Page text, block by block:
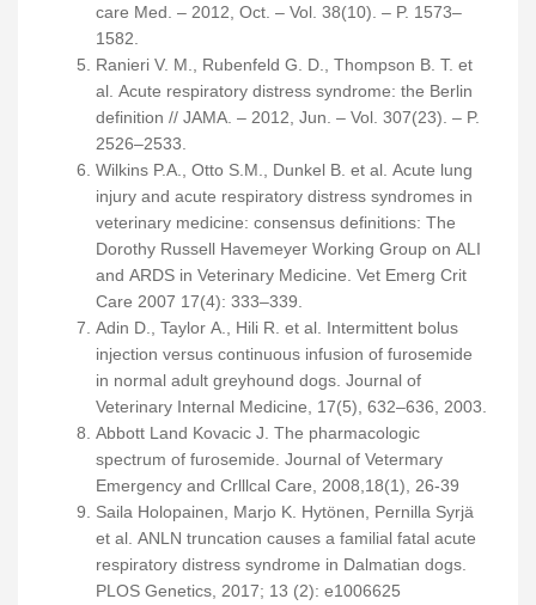
care Med. – 2012, Oct. – Vol. 38(10). – P. 1573–
1582.
Ranieri V. M., Rubenfeld G. D., Thompson B. T. et
al. Acute respiratory distress syndrome: the Berlin
definition // JAMA. – 2012, Jun. – Vol. 307(23). – P.
2526–2533.
Wilkins P.A., Otto S.M., Dunkel B. et al. Acute lung
injury and acute respiratory distress syndromes in
veterinary medicine: consensus definitions: The
Dorothy Russell Havemeyer Working Group on ALI
and ARDS in Veterinary Medicine. Vet Emerg Crit
Care 2007 17(4): 333–339.
Adin D., Taylor A., Hili R. et al. Intermittent bolus
injection versus continuous infusion of furosemide
in normal adult greyhound dogs. Journal of
Veterinary Internal Medicine, 17(5), 632–636, 2003.
Abbott Land Kovacic J. The pharmacologic
spectrum of furosemide. Journal of Vetermary
Emergency and Crlllcal Care, 2008,18(1), 26-39
Saila Holopainen, Marjo K. Hytönen, Pernilla Syrjä
et al. ANLN truncation causes a familial fatal acute
respiratory distress syndrome in Dalmatian dogs.
PLOS Genetics, 2017; 13 (2): e1006625